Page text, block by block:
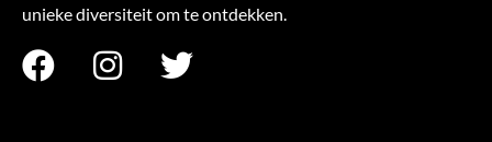
unieke diversiteit om te ontdekken.
F
I
T